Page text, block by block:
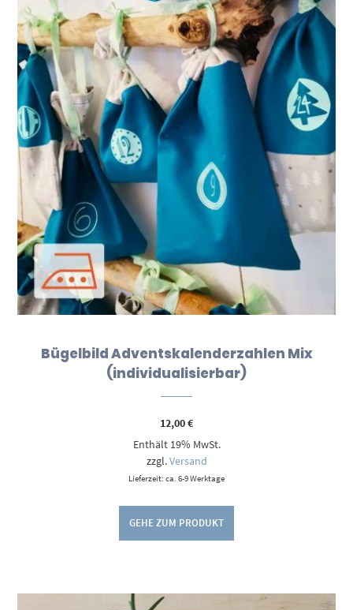
Bügelbild Adventskalenderzahlen Mix
(individualisierbar)
12,00€
Enthält 19% MwSt.
zzgl.Versand
Lieferzeit: ca. 6-9 Werktage
GEHE ZUM PRODUKT